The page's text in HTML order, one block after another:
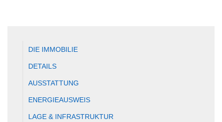
DIE IMMOBILIE
DETAILS
AUSSTATTUNG
ENERGIEAUSWEIS
LAGE & INFRASTRUKTUR